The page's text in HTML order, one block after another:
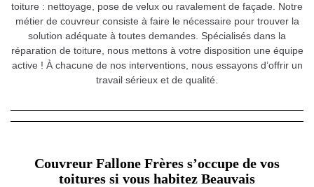
toiture : nettoyage, pose de velux ou ravalement de façade. Notre
métier de couvreur consiste à faire le nécessaire pour trouver la
solution adéquate à toutes demandes. Spécialisés dans la
réparation de toiture, nous mettons à votre disposition une équipe
active ! À chacune de nos interventions, nous essayons d’offrir un
travail sérieux et de qualité.
Couvreur Fallone Frères s’occupe de vos
toitures si vous habitez Beauvais